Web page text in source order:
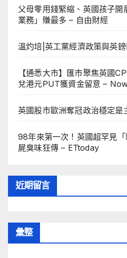
父母零用錢緊縮、英國孩子
業務」賺最多 – 自由財經
溫灼培|英工黨經濟政策與英
【通悉大市】匯市聚焦英國
兌港元PUT獲資金留意 –
英國股市歐洲奪冠政治穩定是
98年來第一次！英國超罕見
屍臭味狂傳 – ETtoday
近期留言
彙整